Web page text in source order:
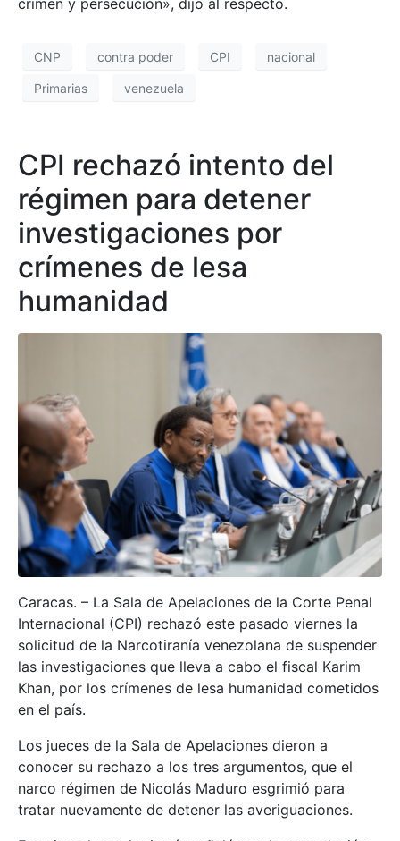
crimen y persecución», dijo al respecto.
CNP contra poder CPI nacional
Primarias venezuela
CPI rechazó intento del
régimen para detener
investigaciones por
crímenes de lesa
humanidad
Caracas. – La Sala de Apelaciones de la Corte Penal
Internacional (CPI) rechazó este pasado viernes la
solicitud de la Narcotiranía venezolana de suspender
las investigaciones que lleva a cabo el fiscal Karim
Khan, por los crímenes de lesa humanidad cometidos
en el país.
Los jueces de la Sala de Apelaciones dieron a
conocer su rechazo a los tres argumentos, que el
narco régimen de Nicolás Maduro esgrimió para
tratar nuevamente de detener las averiguaciones.